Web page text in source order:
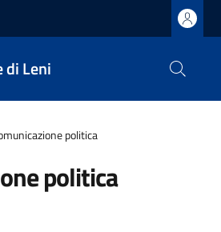
di Leni
politica
politica